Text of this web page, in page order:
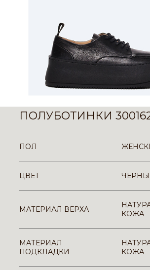
ПОЛУБОТИНКИ
ПОЛ
ЦВЕТ
МАТЕРИАЛ ВЕРХА
КОЖА
МАТЕРИАЛ
ПОДКЛАДКИ
КОЖА